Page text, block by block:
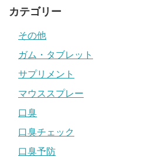
カテゴリー
その他
ガム・タブレット
サプリメント
マウススプレー
口臭
口臭チェック
口臭予防